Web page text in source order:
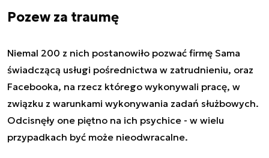
Pozew za traumę
Niemal 200 z nich postanowiło pozwać firmę Sama
świadczącą usługi pośrednictwa w zatrudnieniu, oraz
Facebooka, na rzecz którego wykonywali pracę, w
związku z warunkami wykonywania zadań służbowych.
Odcisnęły one piętno na ich psychice - w wielu
przypadkach być może nieodwracalne.